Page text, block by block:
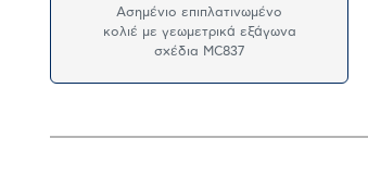
Ασημένιο επιπλατινωμένο
κολιέ με γεωμετρικά εξάγωνα
σχέδια MC837